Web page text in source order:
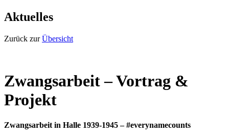
Aktuelles
Zurück zurÜbersicht
Zwangsarbeit – Vortrag &
Projekt
Zwangsarbeit in Halle 1939-1945 – #everynamecounts